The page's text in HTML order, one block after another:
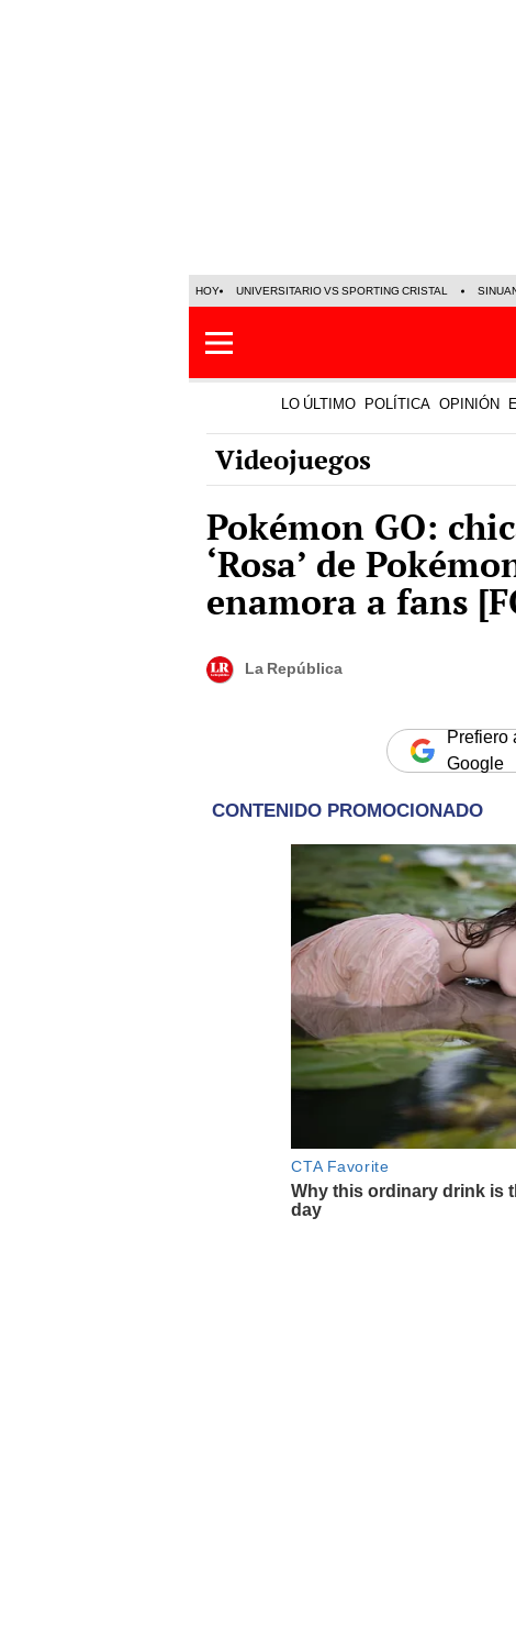
HOY UNIVERSITARIO VS SPORTING CRISTAL
LO ÚLTIMO POLÍTICA OPINIÓN
Videojuegos
Pokémon GO:
‘Rosa’ de
enamora a fans
La República
Prefiero
Google